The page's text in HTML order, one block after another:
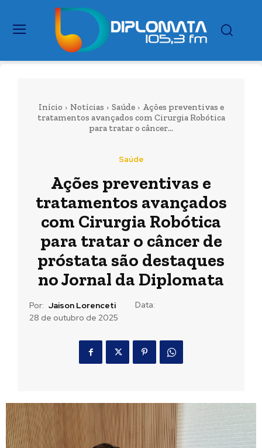
Início Notícias Saúde
Ações preventivas e
tratamentos avançados com Cirurgia Robótica
para tratar o câncer...
Saúde
Ações preventivas e
tratamentos avançados
com Cirurgia Robótica
para tratar o câncer de
próstata são destaques
no Jornal da Diplomata
Por: Jaison Lorenceti
Data:
28 de outubro de 2025